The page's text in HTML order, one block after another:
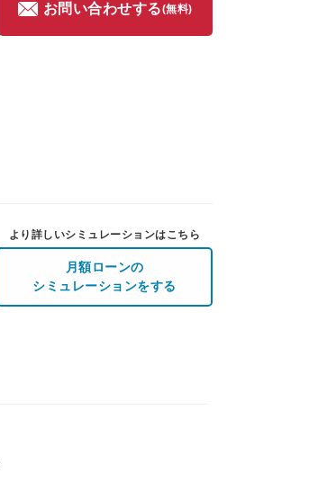
お問い合わせする(無料)
より詳しいシミュレーションはこちら
月額ローンの
シミュレーションをする